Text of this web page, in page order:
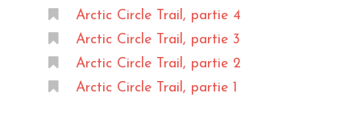
Arctic Circle Trail, partie 4
Arctic Circle Trail, partie 3
Arctic Circle Trail, partie 2
Arctic Circle Trail, partie 1